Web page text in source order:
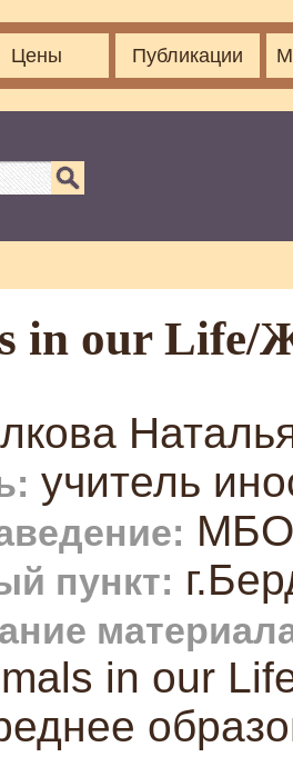
Цены Публикации
in our Life/
учитель
пункт:
in our